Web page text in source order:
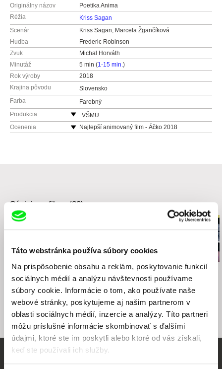
Táto webstránka používa súbory cookies
Na prispôsobenie obsahu a reklám, poskytovanie funkcií
sociálnych médií a analýzu návštevnosti používame
súbory cookie. Informácie o tom, ako používate naše
webové stránky, poskytujeme aj našim partnerom v
oblasti sociálnych médií, inzercie a analýzy. Títo partneri
môžu príslušné informácie skombinovať s ďalšími
údajmi, ktoré ste im poskytli alebo ktoré od vás získali,
keď ste používali ich služby.
Originálny názov
Poetika Anima
Réžia
Kriss Sagan
Scenár
Kriss Sagan, Marcela Žgančíková
Hudba
Frederic Robinson
Zvuk
Michal Horváth
Minutáž
5 min (1-15 min.)
Rok výroby
2018
Krajina pôvodu
Slovensko
Farba
Farebný
Produkcia
VŠMU
Svoradova 2
Ocenenia
Najlepší animovaný film - Áčko 2018
Súvisiace filmy (20)
Daria Kashcheeva
Dcéra
Anastasiia Falileieva
Zomrela som v Irpini
Osman Cerfon
Aaaa!